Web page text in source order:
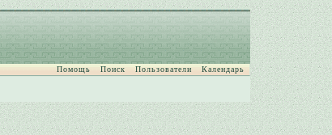
Помощь Поиск Пользователи Календарь